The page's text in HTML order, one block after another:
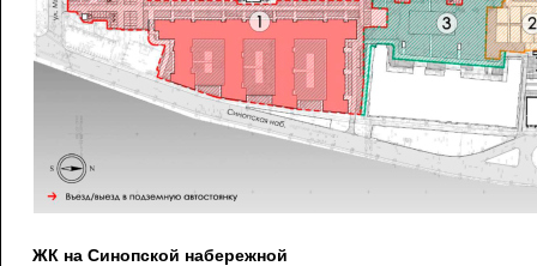
ЖК на Синопской набережной